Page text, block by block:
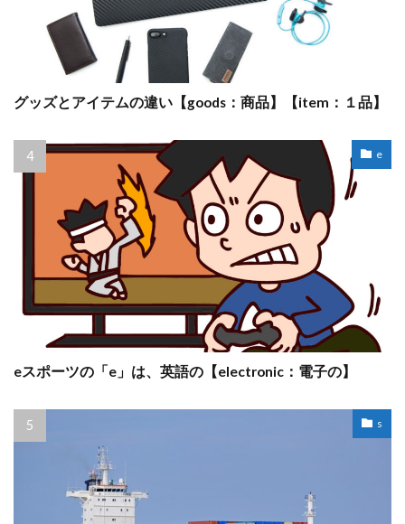
グッズとアイテムの違い【goods：商品】【item：１品】
e
eスポーツの「e」は、英語の【electronic：電子の】
s